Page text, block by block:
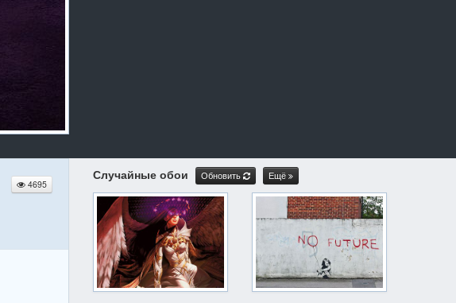
4695
Случайные обои Обновить Ещё